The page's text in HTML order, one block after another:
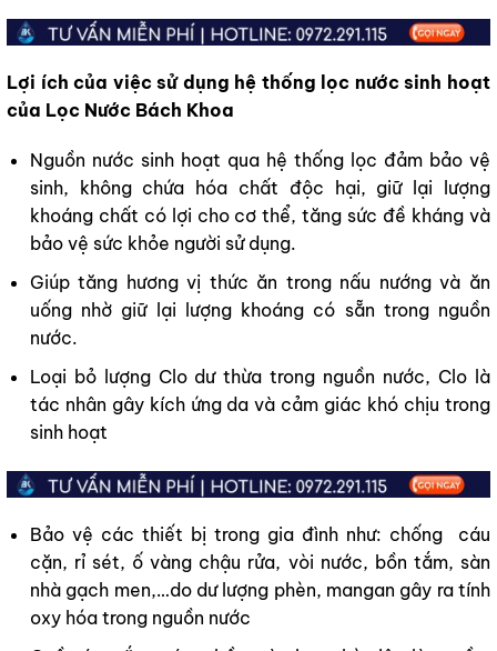
Lợi ích của việc sử dụng hệ thống lọc nước sinh hoạt
của Lọc Nước Bách Khoa
Nguồn nước sinh hoạt qua hệ thống lọc đảm bảo vệ
sinh, không chứa hóa chất độc hại, giữ lại lượng
khoáng chất có lợi cho cơ thể, tăng sức đề kháng và
bảo vệ sức khỏe người sử dụng.
Giúp tăng hương vị thức ăn trong nấu nướng và ăn
uống nhờ giữ lại lượng khoáng có sẵn trong nguồn
nước.
Loại bỏ lượng Clo dư thừa trong nguồn nước, Clo là
tác nhân gây kích ứng da và cảm giác khó chịu trong
sinh hoạt
Bảo vệ các thiết bị trong gia đình như: chống cáu
cặn, rỉ sét, ố vàng chậu rửa, vòi nước, bồn tắm, sàn
nhà gạch men,…do dư lượng phèn, mangan gây ra tính
oxy hóa trong nguồn nước